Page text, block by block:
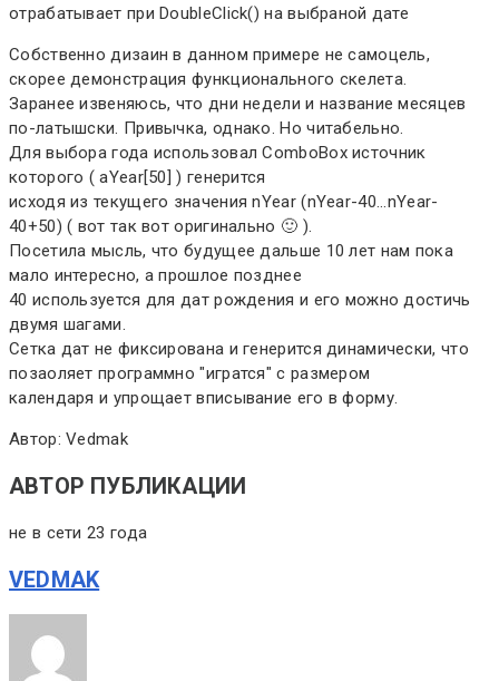
отрабатывает при DoubleClick() на выбраной дате
Собственно дизаин в данном примере не самоцель,
скорее демонстрация функционального скелета.
Заранее извеняюсь, что дни недели и название месяцев
по-латышски. Привычка, однако. Но читабельно.
Для выбора года использовал ComboBox источник
которого ( aYear[50] ) генерится
исходя из текущего значения nYear (nYear-40...nYear-
40+50) ( вот так вот оригинально 🙂 ).
Посетила мысль, что будущее дальше 10 лет нам пока
мало интересно, а прошлое позднее
40 используется для дат рождения и его можно достичь
двумя шагами.
Сетка дат не фиксирована и генерится динамически, что
позаоляет программно "игратся" с размером
календаря и упрощает вписывание его в форму.
Автор: Vedmak
АВТОР ПУБЛИКАЦИИ
не в сети 23 года
VEDMAK